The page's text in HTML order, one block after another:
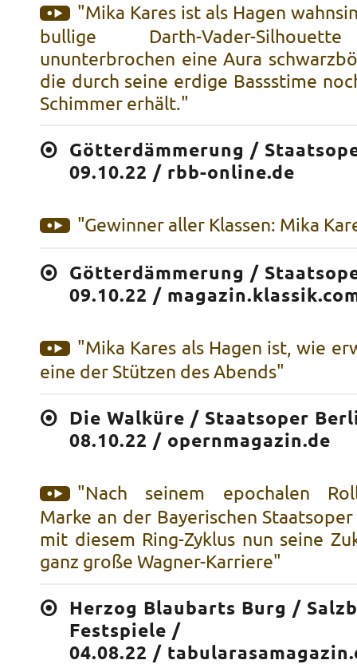
"Mika Kares ist als Hagen
bullige Darth-Vader-
ununterbrochen eine Aura
die durch seine erdige Bassstime
Schimmer erhält."
Götterdämmerung /
09.10.22 / rbb-online.de
"Gewinner aller Klassen: Mika
Götterdämmerung /
09.10.22 /
"Mika Kares als Hagen ist, wie
eine der Stützen des Abends"
Die Walküre / Staatsoper
08.10.22 / opernmagazin.de
"Nach seinem epochalen
Marke an der Bayerischen
mit diesem Ring-Zyklus nun seine
ganz große Wagner-Karriere"
Herzog Blaubarts Burg /
Festspiele /
04.08.22 /